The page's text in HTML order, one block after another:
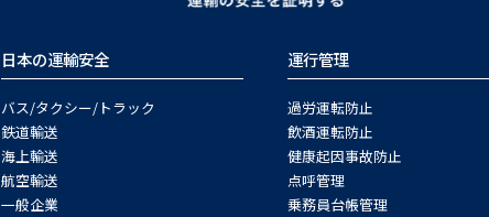
日本の運輸安全
バス/タクシー/トラック
鉄道輸送
海上輸送
航空輸送
一般企業
運行管理
過労運転防止
飲酒運転防止
健康起因事故防止
点呼管理
乗務員台帳管理